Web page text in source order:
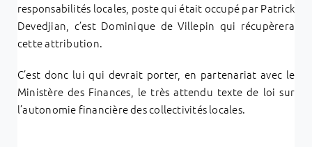
responsabilités locales, poste qui était occupé par Patrick
Devedjian, c’est Dominique de Villepin qui récupèrera
cette attribution.
C’est donc lui qui devrait porter, en partenariat avec le
Ministère des Finances, le très attendu texte de loi sur
l’autonomie financière des collectivités locales.